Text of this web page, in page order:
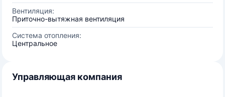
Вентиляция:
Приточно-вытяжная вентиляция
Система отопления:
Центральное
Управляющая компания